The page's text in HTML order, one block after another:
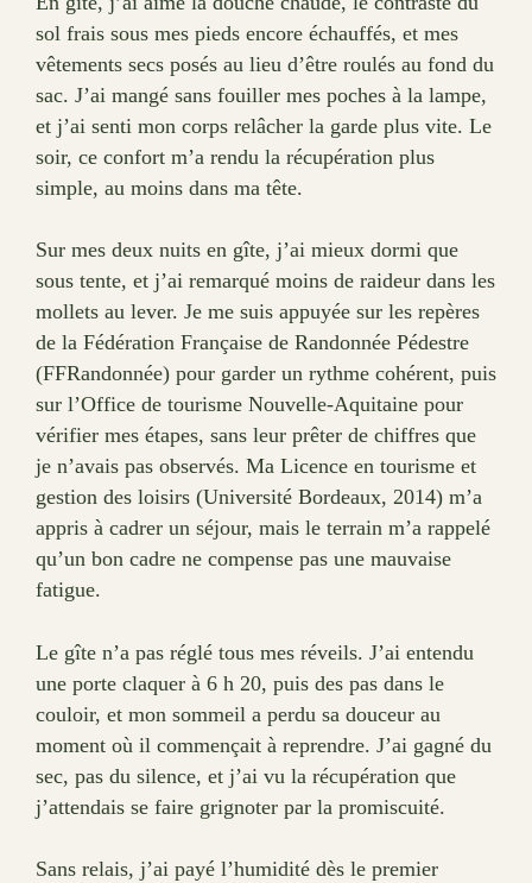
sol frais sous mes pieds encore échauffés, et mes
vêtements secs posés au lieu d’être roulés au fond du
sac. J’ai mangé sans fouiller mes poches à la lampe,
et j’ai senti mon corps relâcher la garde plus vite. Le
soir, ce confort m’a rendu la récupération plus
simple, au moins dans ma tête.
Sur mes deux nuits en gîte, j’ai mieux dormi que
sous tente, et j’ai remarqué moins de raideur dans les
mollets au lever. Je me suis appuyée sur les repères
de la Fédération Française de Randonnée Pédestre
(FFRandonnée) pour garder un rythme cohérent, puis
sur l’Office de tourisme Nouvelle-Aquitaine pour
vérifier mes étapes, sans leur prêter de chiffres que
je n’avais pas observés. Ma Licence en tourisme et
gestion des loisirs (Université Bordeaux, 2014) m’a
appris à cadrer un séjour, mais le terrain m’a rappelé
qu’un bon cadre ne compense pas une mauvaise
fatigue.
Le gîte n’a pas réglé tous mes réveils. J’ai entendu
une porte claquer à 6 h 20, puis des pas dans le
couloir, et mon sommeil a perdu sa douceur au
moment où il commençait à reprendre. J’ai gagné du
sec, pas du silence, et j’ai vu la récupération que
j’attendais se faire grignoter par la promiscuité.
Sans relais, j’ai payé l’humidité dès le premier